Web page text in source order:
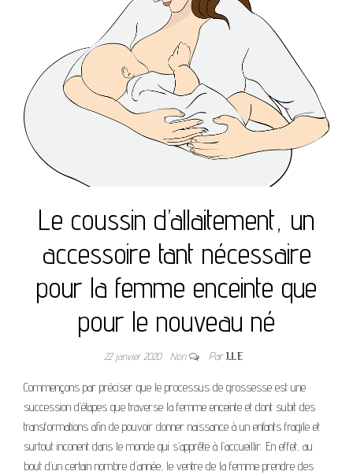
Le coussin d’allaitement, un
accessoire tant nécessaire
pour la femme enceinte que
pour le nouveau né
22 janvier 2020 Non ParJULIE
Commençons par préciser que le processus de grossesse est une
succession d’étapes que traverse la femme enceinte et dont subit des
transformations afin de pouvoir donner naissance à un enfants fragile et
surtout inconent dans le monde qui s’apprête à l’accueillir. En effet, au
bout d’un certain nombre d’année, le ventre de la femme prendre des